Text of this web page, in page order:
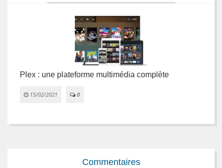
Plex : une plateforme multimédia complète
15/02/2021 0
Commentaires